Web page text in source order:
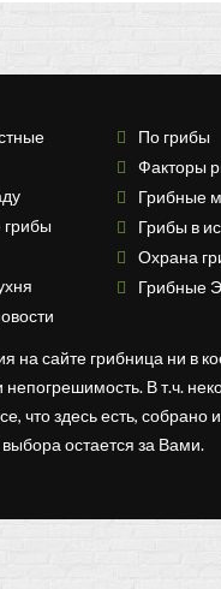
По грибы
Факторы
Грибные
Грибы в
Охрана
Грибные
на сайте грибница ни в
В т.ч.
что здесь есть,
остается за Вами.